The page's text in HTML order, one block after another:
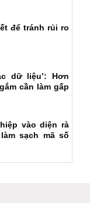
để tránh rủi ro
cần làm gấp
vào diện rà
sạch mã số